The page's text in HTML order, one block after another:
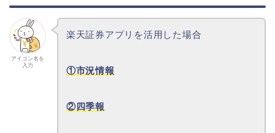
アイコン名を
入力
楽天証券アプリを活用した場合
①市況情報
②四季報